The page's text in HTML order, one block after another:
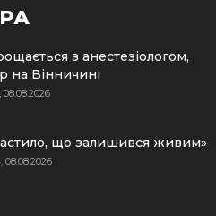
з анестезіологом,
на Вінничині
08.08.2026
що залишився живим»
08.08.2026